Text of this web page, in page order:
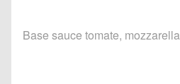
Base sauce tomate,